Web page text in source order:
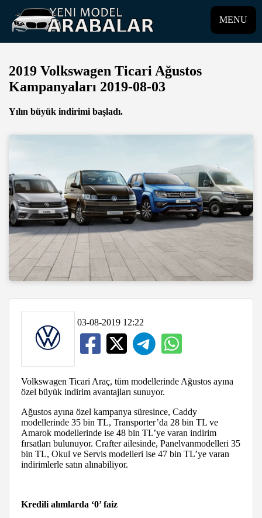
MENU
2019 Volkswagen Ticari Ağustos
Kampanyaları 2019-08-03
Yılın büyük indirimi başladı.
03-08-2019 12:22
Volkswagen Ticari Araç, tüm modellerinde Ağustos ayına
özel büyük indirim avantajları sunuyor.
Ağustos ayına özel kampanya süresince, Caddy
modellerinde 35 bin TL, Transporter’da 28 bin TL ve
Amarok modellerinde ise 48 bin TL’ye varan indirim
fırsatları bulunuyor. Crafter ailesinde, Panelvanmodelleri 35
bin TL, Okul ve Servis modelleri ise 47 bin TL’ye varan
indirimlerle satın alınabiliyor.
Kredili alımlarda ‘0’ faiz